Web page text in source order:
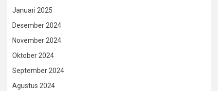
Januari 2025
Desember 2024
November 2024
Oktober 2024
September 2024
Agustus 2024